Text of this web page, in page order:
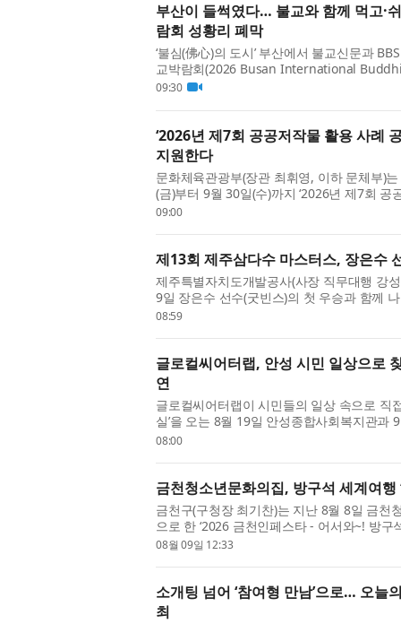
부산이 들썩였다… 불교와 함께 먹고·
람회 성황리 폐막
‘불심(佛心)의 도시’ 부산에서 불교신문과
교박람회(2026 Busan International
호응 속에 성황리에 막을 내렸다. 지난 8...
09:30
‘2026년 제7회 공공저작물 활용 사례
지원한다
문화체육관광부(장관 최휘영, 이하 문체부)
(금)부터 9월 30일(수)까지 ‘2026년 제7회
모전은 저작권 문제가 해결된 공공저...
09:00
제13회 제주삼다수 마스터스, 장은수
제주특별자치도개발공사(사장 직무대행 강
9일 장은수 선수(굿빈스)의 첫 우승과 함께
간 1만4000여 명의 갤러리가 찾아 ...
08:59
글로컬씨어터랩, 안성 시민 일상으로
연
글로컬씨어터랩이 시민들의 일상 속으로 직
실’을 오는 8월 19일 안성종합사회복지관
에 걸쳐 무료로 선보인다. 이번 공연은...
08:00
금천청소년문화의집, 방구석 세계여행
금천구(구청장 최기찬)는 지난 8월 8일 금천
으로 한 ‘2026 금천인페스타 - 어서와~! 방
고 밝혔다. 이번 행사는 청소년과 지역...
08월 09일 12:33
소개팅 넘어 ‘참여형 만남’으로… 오
최